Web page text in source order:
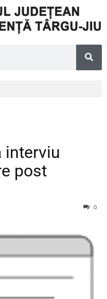
interviu
post
0